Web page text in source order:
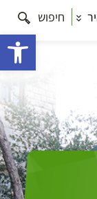
חיפוש